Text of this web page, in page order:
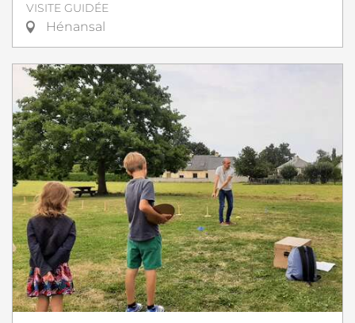
VISITE GUIDÉE
Hénansal